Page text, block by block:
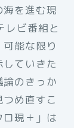
を進む現
レビ番組と
能な限り
ていきた
のきっか
め直すこ
現＋」は